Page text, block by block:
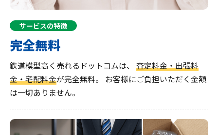
サービスの特徴
完全無料
鉄道模型高く売れるドットコムは、 査定料金・出張料
金・宅配料金が完全無料。 お客様にご負担いただく金額
は一切ありません。